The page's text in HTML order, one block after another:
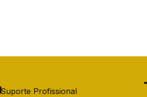
Suporte Profissional